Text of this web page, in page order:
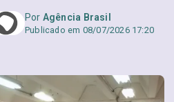
Por Agência Brasil
Publicado em 08/07/2026 17:20